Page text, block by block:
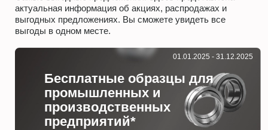
актуальная информация об акциях, распродажах и
выгодных предложениях. Вы сможете увидеть все
выгоды в одном месте.
Бесплатные образцы для
промышленных и
производственных
предприятий*
01.01.2025 - 31.12.2025